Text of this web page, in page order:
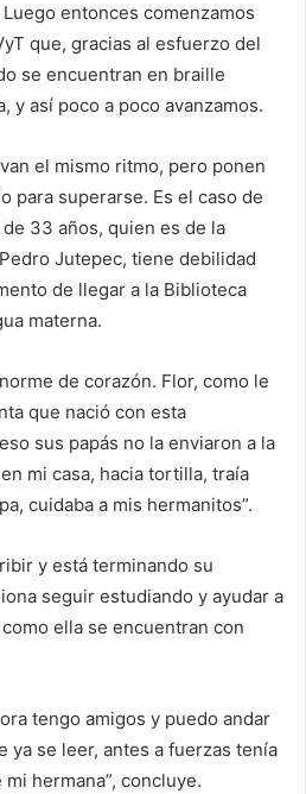
entonces comenzamos
que, gracias al esfuerzo del
se encuentran en braille
y así poco a poco avanzamos.
el mismo ritmo, pero ponen
para superarse. Es el caso de
33 años, quien es de la
Jutepec, tiene debilidad
de llegar a la Biblioteca
materna.
de corazón. Flor, como le
que nació con esta
sus papás no la enviaron a la
mi casa, hacia tortilla, traía
cuidaba a mis hermanitos”.
y está terminando su
seguir estudiando y ayudar a
ella se encuentran con
tengo amigos y puedo andar
ya se leer, antes a fuerzas tenía
hermana”, concluye.